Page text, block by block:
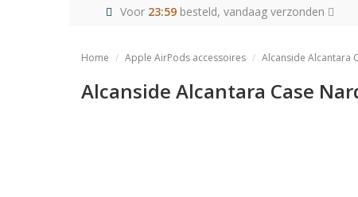
Voor 23:59besteld, vandaag verzonden
Home Apple AirPods accessoires Alcanside Alcantara
Alcanside Alcantara Case